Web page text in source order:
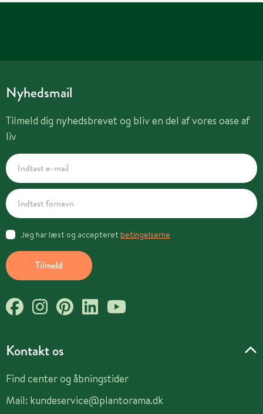
Kontakt os
Find center og åbningstider
Mail: kundeservice@plantorama.dk
Nyhedsmail
Tilmeld dig nyhedsbrevet og bliv en del af vores oase af
liv
Tilmeld
Jeg har læst og accepteret betingelserne